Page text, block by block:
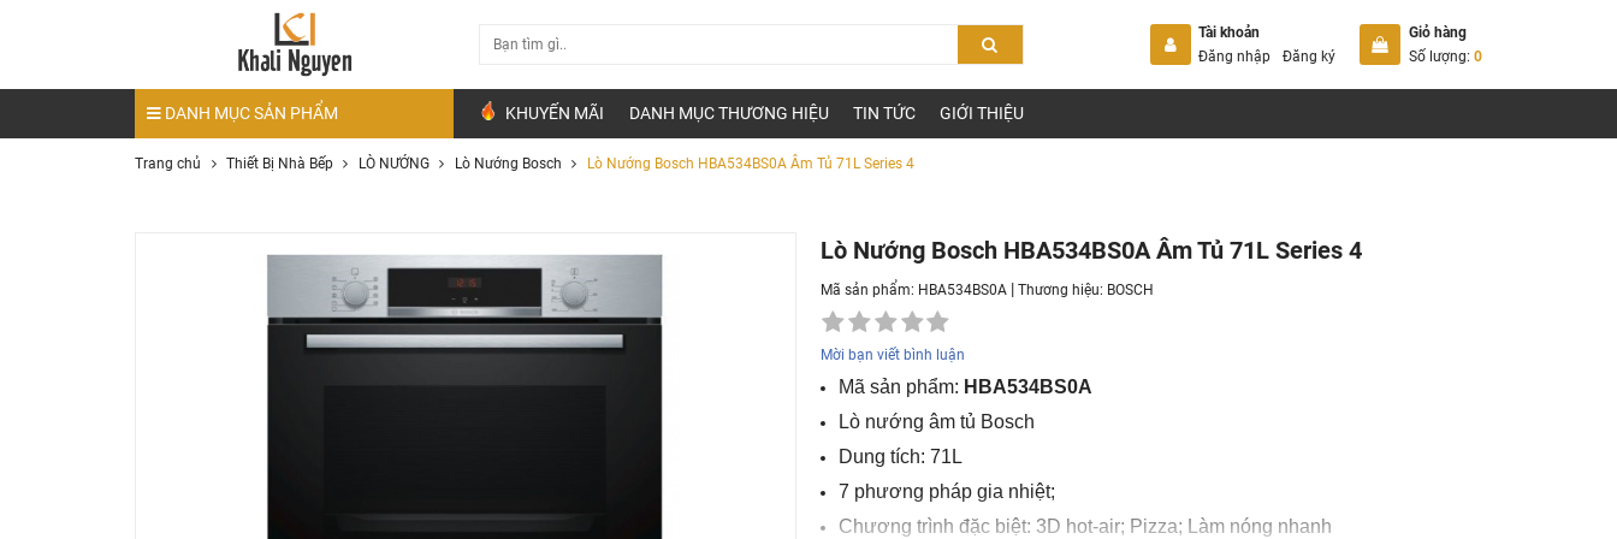
Tài khoản
Đăng nhập
Đăng ký
Giỏ hàng
Số lượng: 0
DANH MỤC SẢN PHẨM KHUYẾN MÃI DANH MỤC THƯƠNG HIỆU TIN TỨC GIỚI THIỆU
Trang chủ Thiết Bị Nhà Bếp LÒ NƯỚNG Lò Nướng Bosch Lò Nướng Bosch HBA534BS0A Âm Tủ 71L Series 4
Lò Nướng Bosch HBA534BS0A Âm Tủ 71L Series 4
Mã sản phẩm: HBA534BS0A |Thương hiệu: BOSCH
Mời bạn viết bình luận
Mã sản phẩm: HBA534BS0A
Lò nướng âm tủ Bosch
Dung tích: 71L
7 phương pháp gia nhiệt;
Chương trình đặc biệt: 3D hot-air; Pizza; Làm nóng nhanh